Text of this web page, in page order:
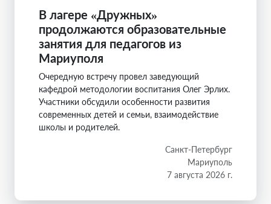
В лагере «Дружных»
продолжаются образовательные
занятия для педагогов из
Мариуполя
Очередную встречу провел заведующий
кафедрой методологии воспитания Олег Эрлих.
Участники обсудили особенности развития
современных детей и семьи, взаимодействие
школы и родителей.
Санкт-Петербург
Мариуполь
7 августа 2026 г.